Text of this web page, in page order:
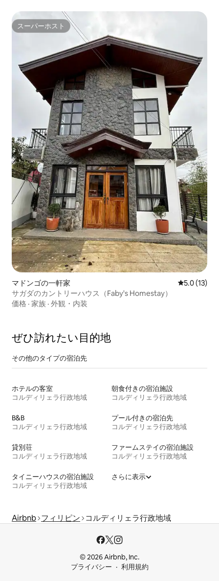
スーパーホスト
スーパーホスト
マドンゴの一軒家 レビュー13
5.0 (13)
サガダのカントリーハウス（Faby's Homestay）
価格 · 家族 · 外観・内装
ぜひ訪⁠れ⁠た⁠い目⁠的⁠地
その他のタ⁠イ⁠プ⁠の宿⁠泊⁠先
ホテルの客室
コルディリェラ行政地域
朝食付きの宿泊施設
コルディリェラ行政地域
B&B
コルディリェラ行政地域
プール付きの宿泊先
コルディリェラ行政地域
貸別荘
コルディリェラ行政地域
ファームステイの宿泊施設
コルディリェラ行政地域
タイニーハウスの宿泊施設
コルディリェラ行政地域
さらに表示
Airbnb フィリピン コルディリェラ行政地域
© 2026 Airbnb, Inc.
プライバシー
利用規約